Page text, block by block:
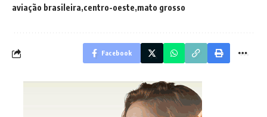
aviação brasileira centro-oeste mato grosso
Facebook